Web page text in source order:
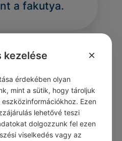
a fakutya.
kezelése ×
érdekében olyan
mint a sütik, hogy tároljuk
Ezen
lehetővé teszi
dolgozzunk fel ezen
viselkedés vagy az